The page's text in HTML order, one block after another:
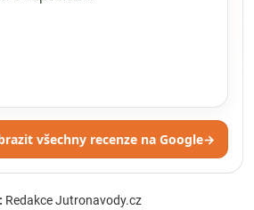
všechny recenze na Google→
Redakce Jutronavody.cz